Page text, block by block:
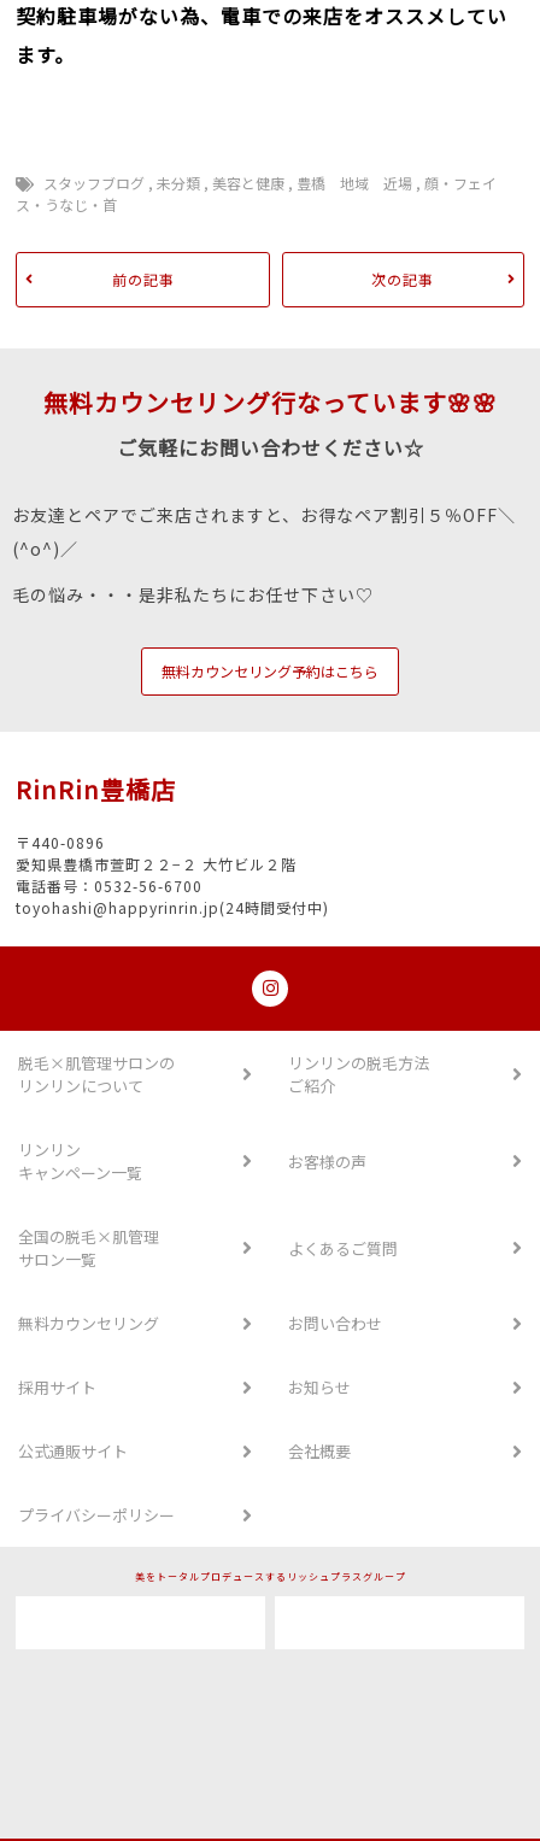
契約駐車場がない為、電車での来店をオススメしてい
ます。
スタッフブログ ,未分類 ,美容と健康 , 豊橋 地域 近場 ,顔・フェイ
ス・うなじ・首
前の記事 次の記事
無料カウンセリング行なっています🌸🌸
ご気軽にお問い合わせください☆
お友達とペアでご来店されますと、お得なペア割引５％OFF＼
(^o^)／
毛の悩み・・・是非私たちにお任せ下さい♡
無料カウンセリング予約はこちら
RinRin豊橋店
〒440-0896
愛知県豊橋市萱町２２−２ 大竹ビル２階
電話番号：0532-56-6700
toyohashi@happyrinrin.jp(24時間受付中)
脱毛×肌管理サロンの
リンリンについて
リンリンの脱毛方法
ご紹介
リンリン
キャンペーン一覧
お客様の声
全国の脱毛×肌管理
サロン一覧
よくあるご質問
無料カウンセリング お問い合わせ
採用サイト お知らせ
公式通販サイト 会社概要
プライバシーポリシー
美をトータルプロデュースするリッシュプラスグループ